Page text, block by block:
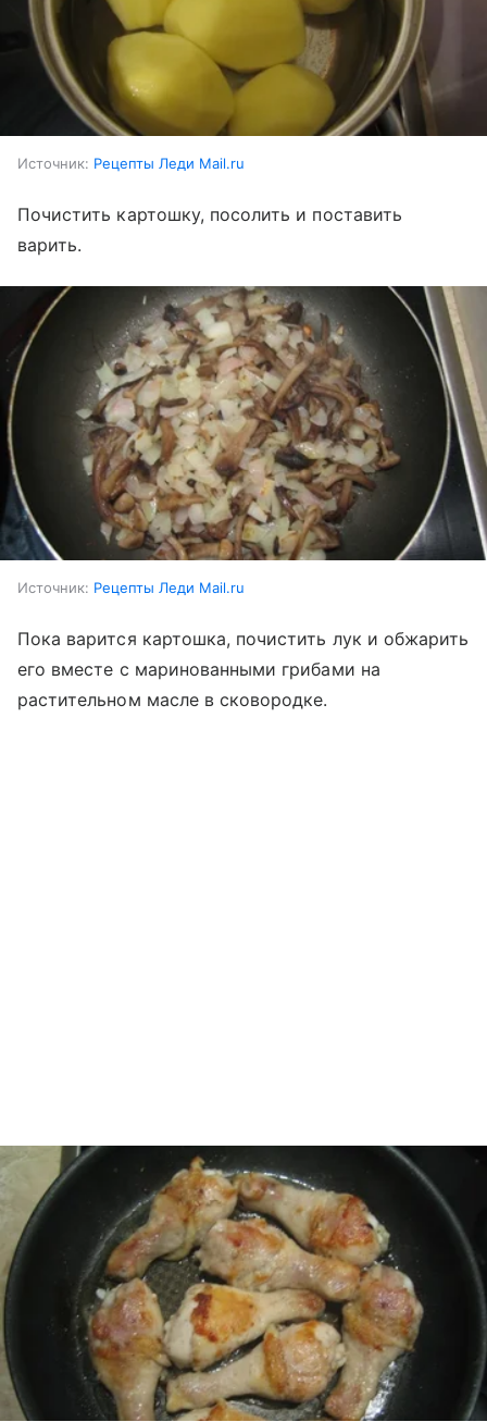
Источник: Рецепты Леди Mail.ru
Почистить картошку, посолить и поставить
варить.
Источник: Рецепты Леди Mail.ru
Пока варится картошка, почистить лук и обжарить
его вместе с маринованными грибами на
растительном масле в сковородке.